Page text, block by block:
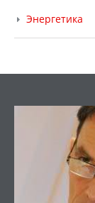
Энергетика